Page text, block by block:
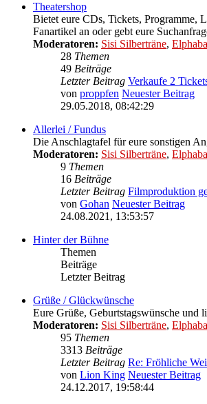
Theatershop
Bietet eure CDs, Tickets, Programme,
Fanartikel an oder gebt eure
Moderatoren: Sisi Silberträne, Elphaba
28 Themen
49 Beiträge
Letzter Beitrag Verkaufe 2
von proppfen Neuester Beitrag
29.05.2018, 08:42:29
Allerlei / Fundus
Die Anschlagtafel für eure sonstigen
Moderatoren: Sisi Silberträne, Elphaba
9 Themen
16 Beiträge
Letzter Beitrag Filmproduktion
von Gohan Neuester Beitrag
24.08.2021, 13:53:57
Hinter der Bühne
Themen
Beiträge
Letzter Beitrag
Grüße / Glückwünsche
Eure Grüße, Geburtstagswünsche und
Moderatoren: Sisi Silberträne, Elphaba
95 Themen
3313 Beiträge
Letzter Beitrag Re: Fröhliche
von Lion King Neuester Beitrag
24.12.2017, 19:58:44